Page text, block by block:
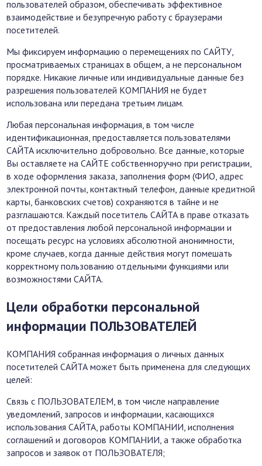
пользователей образом, обеспечивать эффективное
взаимодействие и безупречную работу с браузерами
посетителей.
Мы фиксируем информацию о перемещениях по САЙТУ,
просматриваемых страницах в общем, а не персональном
порядке. Никакие личные или индивидуальные данные без
разрешения пользователей КОМПАНИЯ не будет
использована или передана третьим лицам.
Любая персональная информация, в том числе
идентификационная, предоставляется пользователями
САЙТА исключительно добровольно. Все данные, которые
Вы оставляете на САЙТЕ собственноручно при регистрации,
в ходе оформления заказа, заполнения форм (ФИО, адрес
электронной почты, контактный телефон, данные кредитной
карты, банковских счетов) сохраняются в тайне и не
разглашаются. Каждый посетитель САЙТА в праве отказать
от предоставления любой персональной информации и
посещать ресурс на условиях абсолютной анонимности,
кроме случаев, когда данные действия могут помешать
корректному пользованию отдельными функциями или
возможностями САЙТА.
Цели обработки персональной
информации ПОЛЬЗОВАТЕЛЕЙ
КОМПАНИЯ собранная информация о личных данных
посетителей САЙТА может быть применена для следующих
целей:
Связь с ПОЛЬЗОВАТЕЛЕМ, в том числе направление
уведомлений, запросов и информации, касающихся
использования САЙТА, работы КОМПАНИИ, исполнения
соглашений и договоров КОМПАНИИ, а также обработка
запросов и заявок от ПОЛЬЗОВАТЕЛЯ;